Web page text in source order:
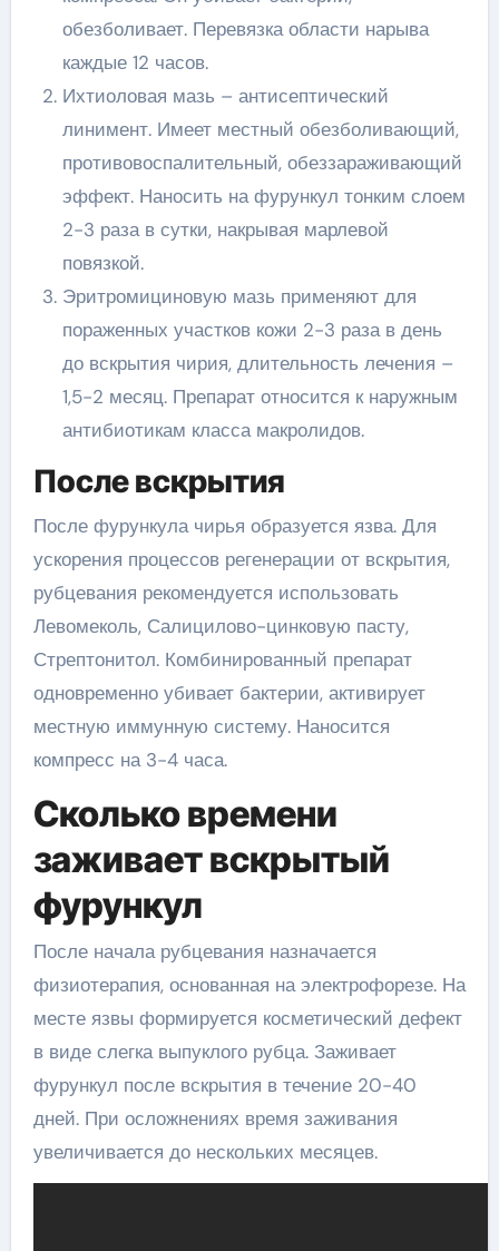
обезболивает. Перевязка области нарыва
каждые 12 часов.
Ихтиоловая мазь – антисептический
линимент. Имеет местный обезболивающий,
противовоспалительный, обеззараживающий
эффект. Наносить на фурункул тонким слоем
2-3 раза в сутки, накрывая марлевой
повязкой.
Эритромициновую мазь применяют для
пораженных участков кожи 2-3 раза в день
до вскрытия чирия, длительность лечения –
1,5-2 месяц. Препарат относится к наружным
антибиотикам класса макролидов.
После вскрытия
После фурункула чирья образуется язва. Для
ускорения процессов регенерации от вскрытия,
рубцевания рекомендуется использовать
Левомеколь, Салицилово-цинковую пасту,
Стрептонитол. Комбинированный препарат
одновременно убивает бактерии, активирует
местную иммунную систему. Наносится
компресс на 3-4 часа.
Сколько времени
заживает вскрытый
фурункул
После начала рубцевания назначается
физиотерапия, основанная на электрофорезе. На
месте язвы формируется косметический дефект
в виде слегка выпуклого рубца. Заживает
фурункул после вскрытия в течение 20-40
дней. При осложнениях время заживания
увеличивается до нескольких месяцев.